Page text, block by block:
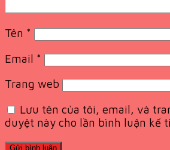
Tên *
Email *
Trang web
Lưu tên của tôi, email, và
duyệt này cho lần bình luận kế